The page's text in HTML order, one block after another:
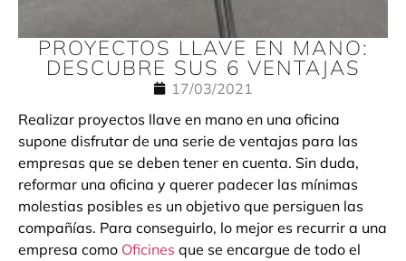
PROYECTOS LLAVE EN MANO:
DESCUBRE SUS 6 VENTAJAS
17/03/2021
Realizar proyectos llave en mano en una oficina
supone disfrutar de una serie de ventajas para las
empresas que se deben tener en cuenta. Sin duda,
reformar una oficina y querer padecer las mínimas
molestias posibles es un objetivo que persiguen las
compañías. Para conseguirlo, lo mejor es recurrir a una
empresa como Oficines que se encargue de todo el